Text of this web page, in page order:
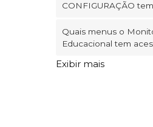
CONFIGURAÇÃO
Quais menus o
Educacional tem
Exibir mais